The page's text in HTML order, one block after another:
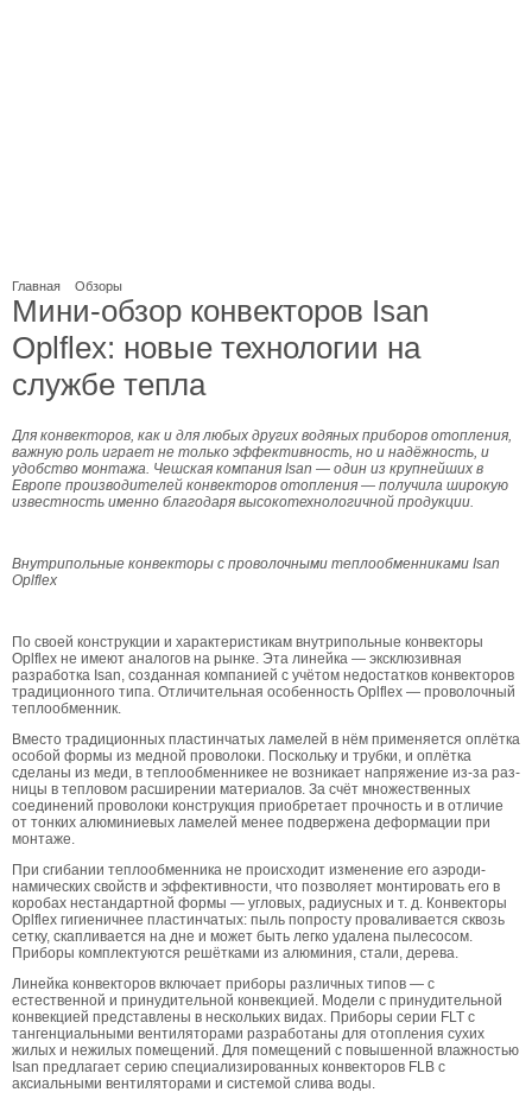
Главная Обзоры
Мини-обзор конвекторов Isan
Oplflex: новые технологии на
службе тепла
Для конвекторов, как и для любых других водяных приборов отопления,
важную роль играет не только эффективность, но и надёжность, и
удобство монтажа. Чешская компания Isan — один из крупнейших в
Европе производителей конвекторов отопления — получила широкую
известность именно благодаря высокотехнологичной продукции.
Внутрипольные конвекторы с проволочными теплообменниками Isan
Oplflex
По своей конструкции и характеристи­кам внутрипольные конвекторы
Oplflex не имеют аналогов на рынке. Эта линей­ка — эксклюзивная
разработка Isan, соз­данная компанией с учётом недостатков конвекторов
традиционного типа. Отличительная особенность Oplflex — проволочный
теплообменник.
Вместо традиционных пластинчатых ламелей в нём применяется оплётка
особой формы из медной проволоки. Поскольку и трубки, и оплётка
сделаны из меди, в теплообменникее не возникает напряжение из-за раз­
ницы в тепловом расширении материалов. За счёт множественных
соединений про­волоки конструкция приобретает проч­ность и в отличие
от тонких алюминиевых ламелей менее подвержена деформации при
монтаже.
При сгибании теплообмен­ника не происходит изменение его аэроди­
намических свойств и эффективности, что позволяет монтировать его в
коробах не­стандартной формы — угловых, радиусных и т. д. Конвекторы
Oplflex гигиеничнее пла­стинчатых: пыль попросту проваливается сквозь
сетку, скапливается на дне и может быть легко удалена пылесосом.
Приборы комплектуются решётками из алюминия, стали, дерева.
Линейка конвекторов включает при­боры различных типов — с
естественной и принудительной конвекцией. Модели с принудительной
конвекцией представ­лены в нескольких видах. Приборы серии FLT с
тангенциальными вентиляторами разработаны для отопления сухих
жилых и нежилых помещений. Для помещений с повышенной влажностью
Isan предла­гает серию специализированных конвек­торов FLB с
аксиальными вентиляторами и системой слива воды.